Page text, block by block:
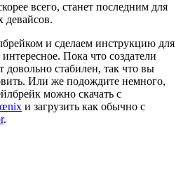
всего, станет последним для
девайсов.
и сделаем инструкцию для
Пока что создатели
довольно стабилен, так что вы
Или же подождите немного,
можно скачать с
и загрузить как обычно с
.